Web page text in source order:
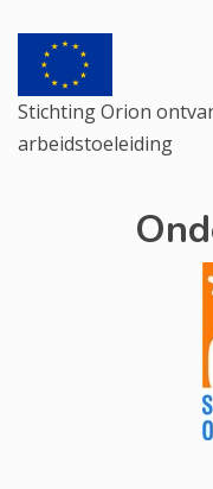
Stichting Orion
arbeidstoeleiding